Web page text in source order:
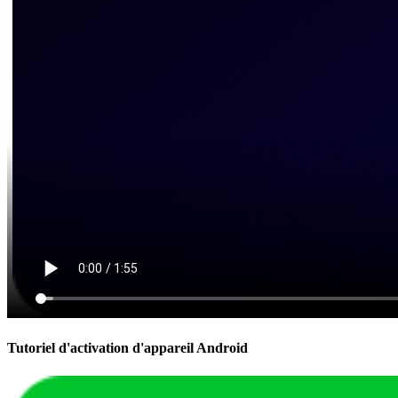
Tutoriel d'activation d'appareil Android